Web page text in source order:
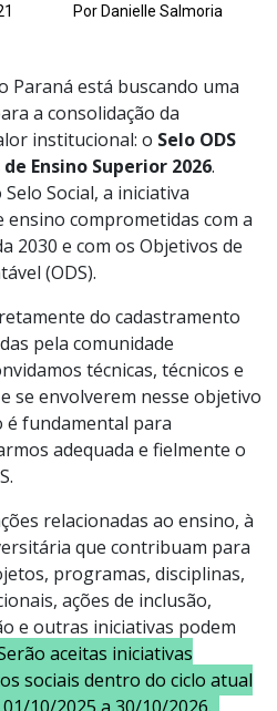
Por Danielle Salmoria
Paraná está buscando uma
a consolidação da
institucional: o Selo ODS
Ensino Superior 2026.
Social, a iniciativa
ensino comprometidas com a
2030 e com os Objetivos de
(ODS).
do cadastramento
pela comunidade
técnicas, técnicos e
se envolverem nesse objetivo
é fundamental para
adequada e fielmente o
relacionadas ao ensino, à
que contribuam para
programas, disciplinas,
ações de inclusão,
e outras iniciativas podem
aceitas iniciativas
sociais dentro do ciclo atual